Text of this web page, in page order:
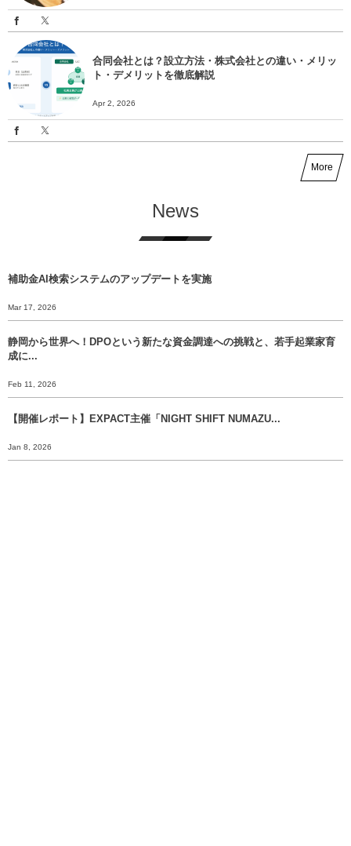
合同会社とは？設立方法・株式会社との違い・メリッ
ト・デメリットを徹底解説
Apr 2, 2026
More
News
補助金AI検索システムのアップデートを実施
Mar 17, 2026
静岡から世界へ！DPOという新たな資金調達への挑戦と、若手起業家育
成に...
Feb 11, 2026
【開催レポート】EXPACT主催「NIGHT SHIFT NUMAZU...
Jan 8, 2026